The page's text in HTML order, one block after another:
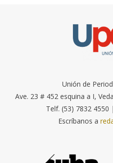
Unión de
Ave. 23 # 452 esquina a I,
Telf. (53) 7832 4550
Escríbanos a